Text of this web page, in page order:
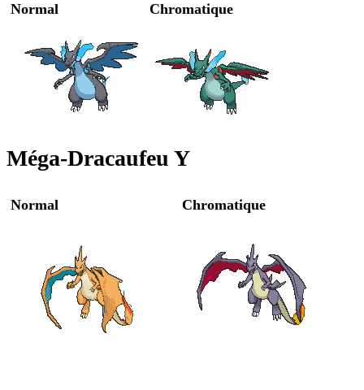
Normal Chromatique
Méga-Dracaufeu Y
Normal Chromatique